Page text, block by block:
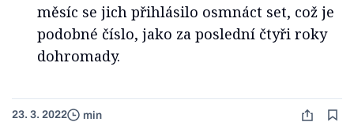
měsíc se jich přihlásilo osmnáct set, což je
podobné číslo, jako za poslední čtyři roky
dohromady.
23. 3. 2022 min